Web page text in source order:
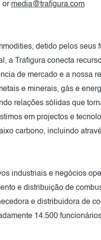
or media@trafigura.com
detido pelos seus
a Trafigura conecta
de mercado e a nossa
e minerais, gás e
relações sólidas que
em projectos e
carbono, incluindo
industriais e negócios
e distribuição de
e distribuidora de
14.500